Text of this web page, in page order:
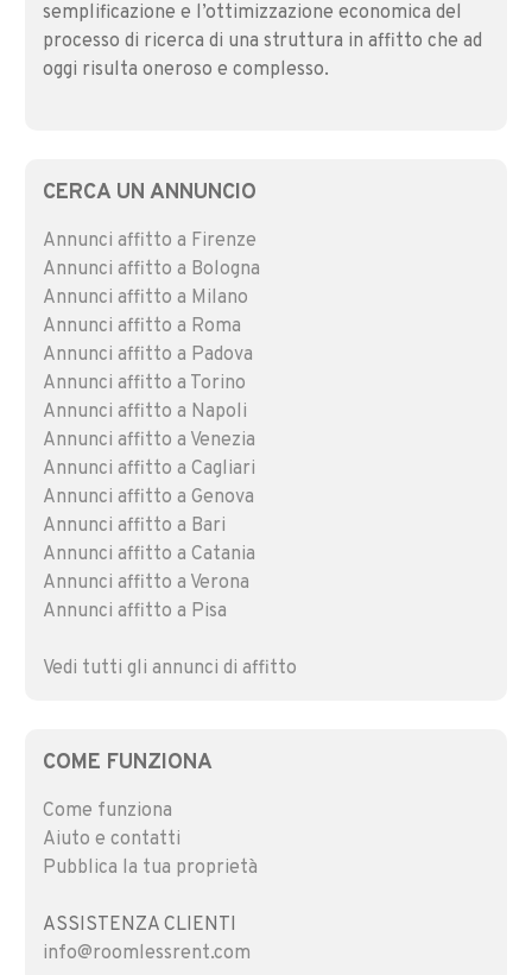
semplificazione e l’ottimizzazione economica del
processo di ricerca di una struttura in affitto che ad
oggi risulta oneroso e complesso.
CERCA UN ANNUNCIO
Annunci affitto a Firenze
Annunci affitto a Bologna
Annunci affitto a Milano
Annunci affitto a Roma
Annunci affitto a Padova
Annunci affitto a Torino
Annunci affitto a Napoli
Annunci affitto a Venezia
Annunci affitto a Cagliari
Annunci affitto a Genova
Annunci affitto a Bari
Annunci affitto a Catania
Annunci affitto a Verona
Annunci affitto a Pisa
Vedi tutti gli annunci di affitto
COME FUNZIONA
Come funziona
Aiuto e contatti
Pubblica la tua proprietà
ASSISTENZA CLIENTI
info@roomlessrent.com